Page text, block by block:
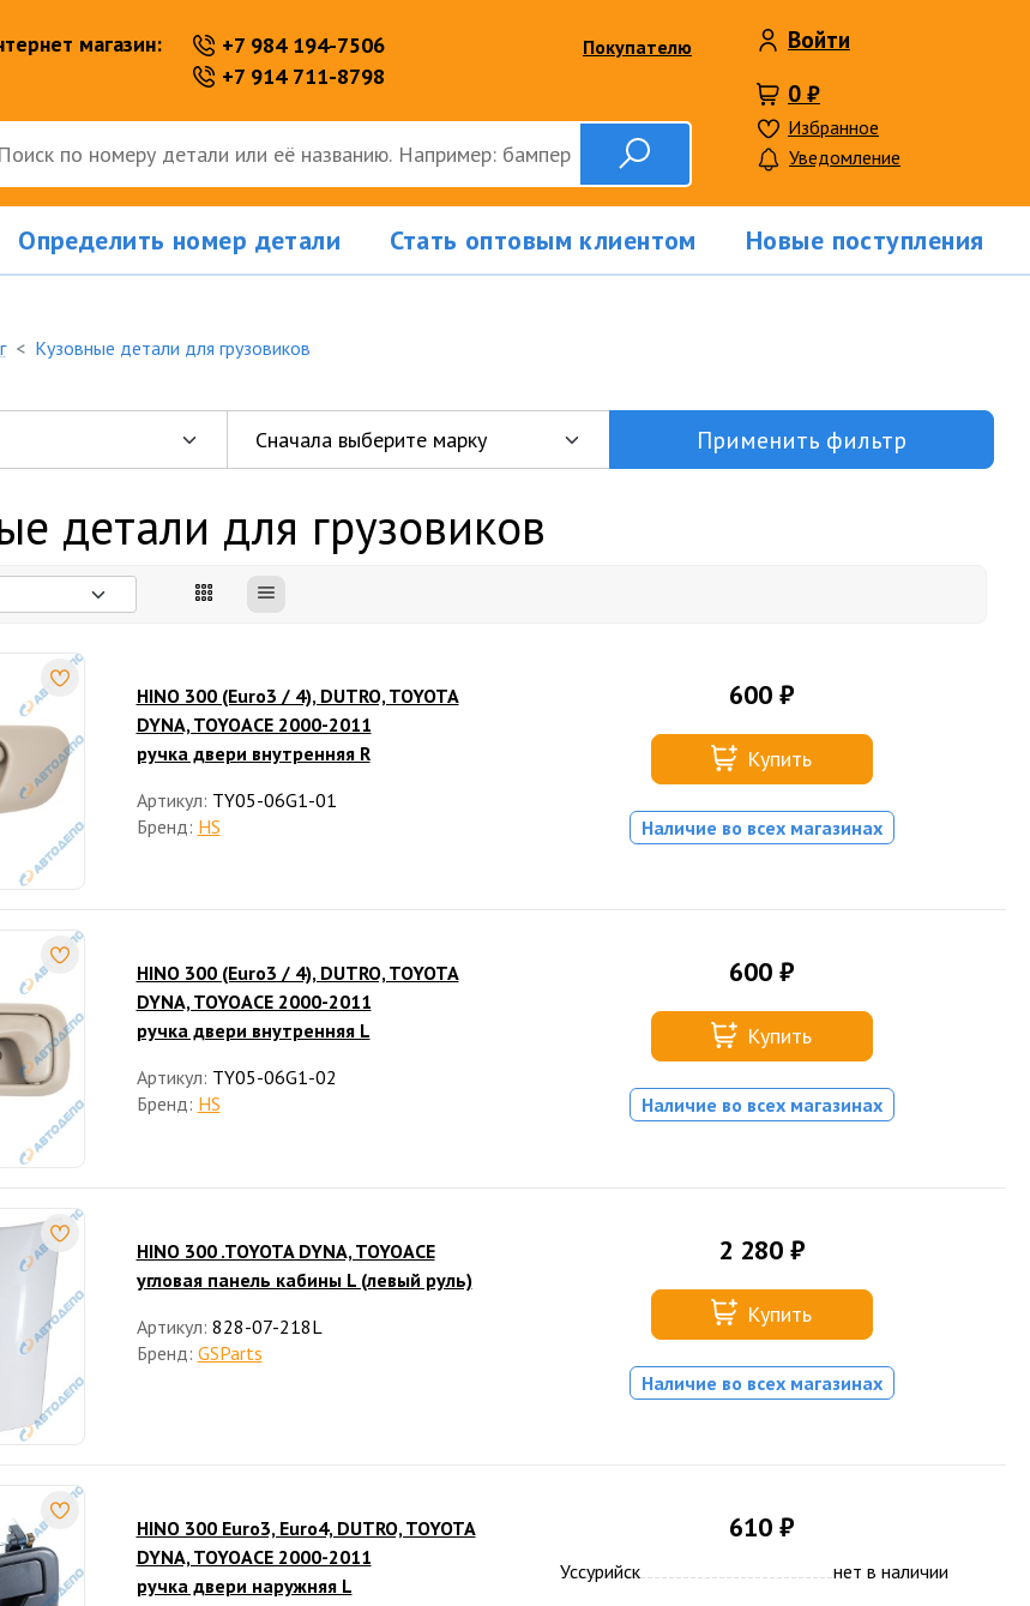
магазин:
+7 984 194-7506
+7 914 711-8798
Покупателю
Войти
0 ₽
Избранное
Уведомление
Определить номер детали Стать оптовым клиентом Новые поступления
Кузовные детали для грузовиков
Применить фильтр
детали для грузовиков
HINO 300 (Euro3 / 4), DUTRO, TOYOTA
DYNA, TOYOACE 2000-2011
ручка двери внутренняя R
Артикул: TY05-06G1-01
Бренд: HS
600 ₽
Купить
Наличие во всех магазинах
HINO 300 (Euro3 / 4), DUTRO, TOYOTA
DYNA, TOYOACE 2000-2011
ручка двери внутренняя L
Артикул: TY05-06G1-02
Бренд: HS
600 ₽
Купить
Наличие во всех магазинах
HINO 300 .TOYOTA DYNA, TOYOACE
угловая панель кабины L (левый руль)
Артикул: 828-07-218L
Бренд: GSParts
2 280 ₽
Купить
Наличие во всех магазинах
HINO 300 Euro3, Euro4, DUTRO, TOYOTA
DYNA, TOYOACE 2000-2011
ручка двери наружняя L
610 ₽
Уссурийск
нет в наличии